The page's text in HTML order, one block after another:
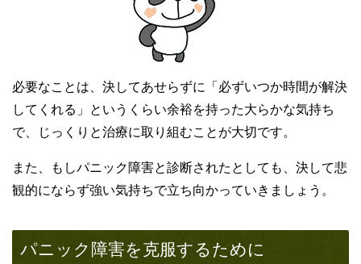
必要なことは、決してあせらずに「必ずいつか時間が解決
してくれる」というくらい余裕を持った大らかな気持ち
で、じっくりと治療に取り組むことが大切です。
また、もしパニック障害と診断されたとしても、決して悲
観的にならず強い気持ちで立ち向かっていきましょう。
パニック障害を克服するために